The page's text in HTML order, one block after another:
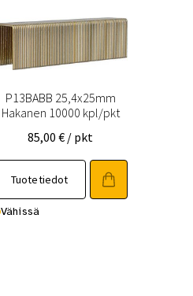
P13BABB 25,4x25mm
Hakanen 10000 kpl/pkt
85,00€ / pkt
Tuotetiedot
Vähissä